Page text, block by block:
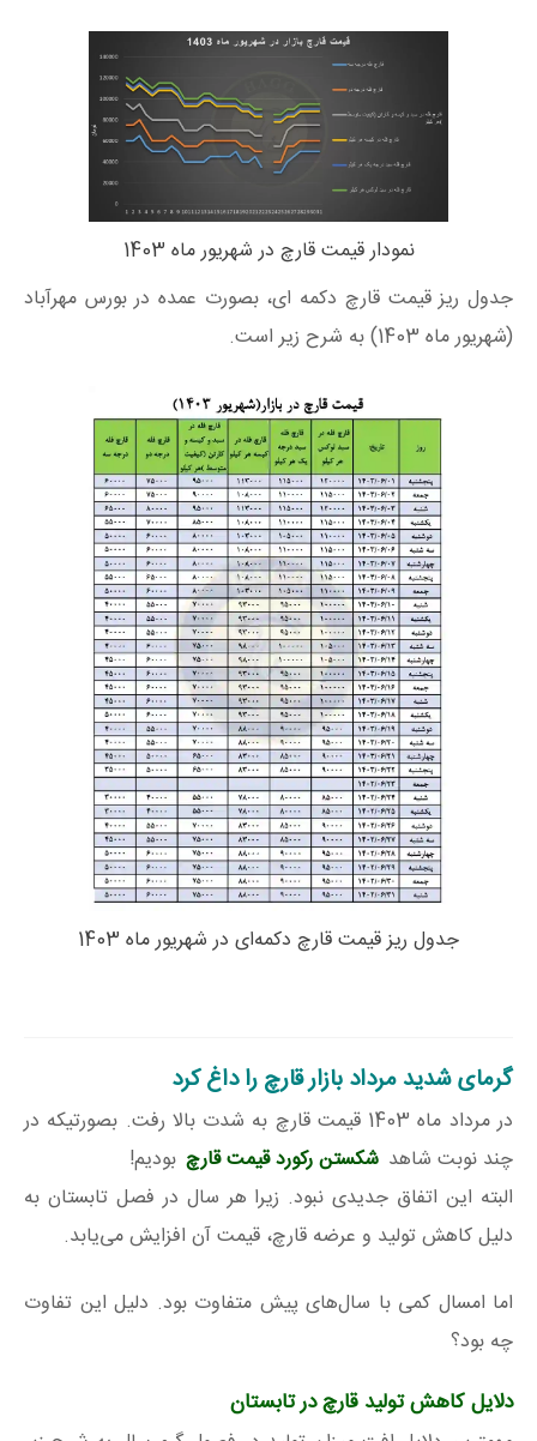
نمودار قیمت قارچ در شهریور ماه 1403
جدول ریز قیمت قارچ دکمه ای، بصورت عمده در بورس مهرآباد
(شهریور ماه 1403) به شرح زیر است.
جدول ریز قیمت قارچ دکمه‌ای در شهریور ماه 1403
گرمای شدید مرداد بازار قارچ را داغ کرد
در مرداد ماه 1403 قیمت قارچ به شدت بالا رفت. بصورتیکه در
چند نوبت شاهد شکستن رکورد قیمت قارچ بودیم!
البته این اتفاق جدیدی نبود. زیرا هر سال در فصل تابستان به
دلیل کاهش تولید و عرضه قارچ، قیمت آن افزایش می‌یابد.
اما امسال کمی با سال‌های پیش متفاوت بود. دلیل این تفاوت
چه بود؟
دلایل کاهش تولید قارچ در تابستان